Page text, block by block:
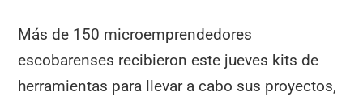
Más de 150 microemprendedores
escobarenses recibieron este jueves kits de
herramientas para llevar a cabo sus proyectos,